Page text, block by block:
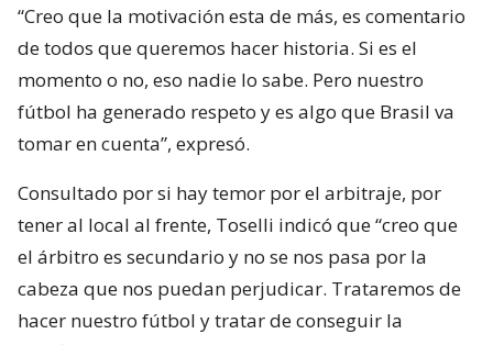
“Creo que la motivación esta de más, es comentario
de todos que queremos hacer historia. Si es el
momento o no, eso nadie lo sabe. Pero nuestro
fútbol ha generado respeto y es algo que Brasil va
tomar en cuenta”, expresó.
Consultado por si hay temor por el arbitraje, por
tener al local al frente, Toselli indicó que “creo que
el árbitro es secundario y no se nos pasa por la
cabeza que nos puedan perjudicar. Trataremos de
hacer nuestro fútbol y tratar de conseguir la